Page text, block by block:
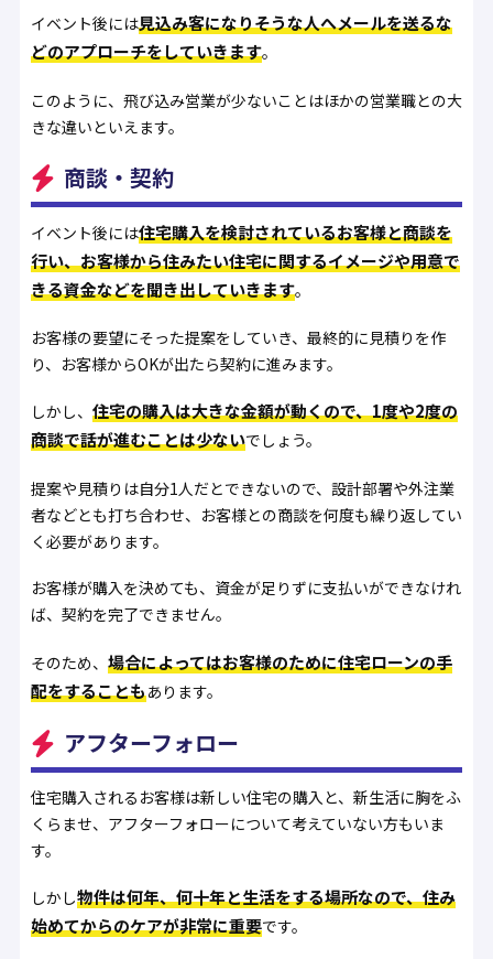
イベント後には見込み客になりそうな人へメールを送るな
どのアプローチをしていきます。
このように、飛び込み営業が少ないことはほかの営業職との大
きな違いといえます。
商談・契約
イベント後には住宅購入を検討されているお客様と商談を
行い、お客様から住みたい住宅に関するイメージや用意で
きる資金などを聞き出していきます。
お客様の要望にそった提案をしていき、最終的に見積りを作
り、お客様からOKが出たら契約に進みます。
しかし、 住宅の購入は大きな金額が動くので、1度や2度の
商談で話が進むことは少ないでしょう。
提案や見積りは自分1人だとできないので、設計部署や外注業
者などとも打ち合わせ、お客様との商談を何度も繰り返してい
く必要があります。
お客様が購入を決めても、資金が足りずに支払いができなけれ
ば、契約を完了できません。
そのため、 場合によってはお客様のために住宅ローンの手
配をすることもあります。
アフターフォロー
住宅購入されるお客様は新しい住宅の購入と、新生活に胸をふ
くらませ、アフターフォローについて考えていない方もいま
す。
しかし物件は何年、何十年と生活をする場所なので、住み
始めてからのケアが非常に重要です。